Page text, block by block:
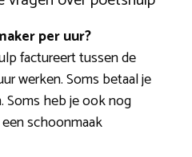
per uur?
factureert tussen de
werken. Soms betaal je
heb je ook nog
schoonmaak